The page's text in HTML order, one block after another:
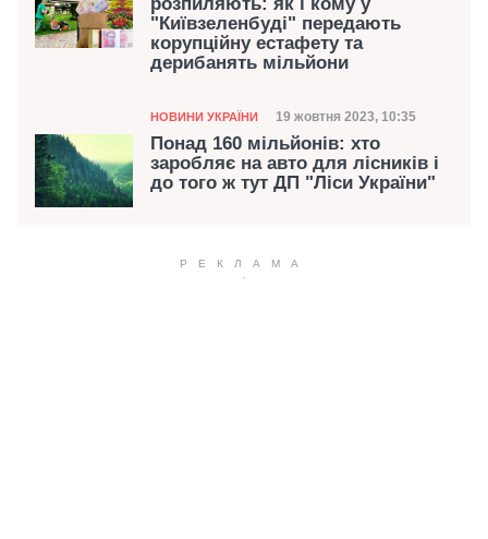
розпиляють: як і кому у
"Київзеленбуді" передають
корупційну естафету та
дерибанять мільйони
Категорія
НОВИНИ УКРАЇНИ Дата публікації
19 жовтня 2023, 10:35
Понад 160 мільйонів: хто
заробляє на авто для лісників і
до того ж тут ДП "Ліси України"